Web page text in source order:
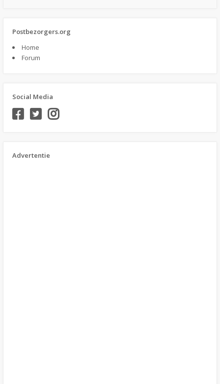
Postbezorgers.org
Home
Forum
Social Media
Advertentie